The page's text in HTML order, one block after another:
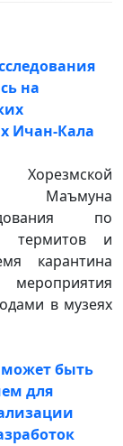
на
Ичан-Кала
Маъмуна
по
термитов и
карантина
в музеях
может быть
для